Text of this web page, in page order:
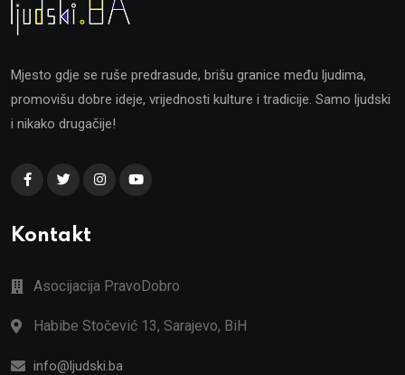
Mjesto gdje se ruše predrasude, brišu granice među ljudima,
promovišu dobre ideje, vrijednosti kulture i tradicije. Samo ljudski
i nikako drugačije!
Kontakt
Asocijacija PravoDobro
Habibe Stočević 13, Sarajevo, BiH
info@ljudski.ba